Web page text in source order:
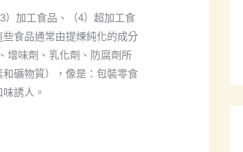
）加工食品、（4）超加工食
食品通常由提煉純化的成分
增味劑、乳化劑、防腐劑所
礦物質），像是：包裝零食
誘人。